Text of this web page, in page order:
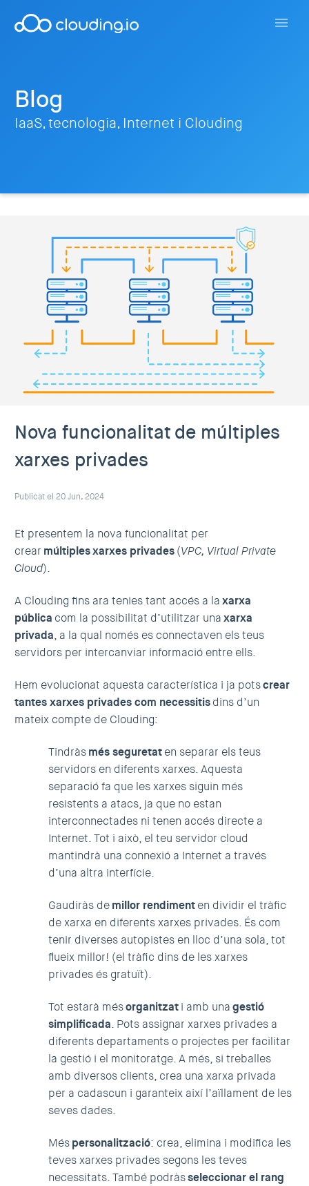
Blog
IaaS, tecnologia, Internet i Clouding
Nova funcionalitat de múltiples
xarxes privades
Publicat el 20 Jun, 2024
Et presentem la nova funcionalitat per
crear múltiplesxarxes privades(VPC, Virtual Private
Cloud).
A Clouding fins ara tenies tant accés a laxarxa
pública com la possibilitat d’utilitzar unaxarxa
privada, a la qual només es connectaven els teus
servidors per intercanviar informació entre ells.
Hem evolucionat aquesta característica i ja potscrear
tantes xarxes privades com necessitisdins d’un
mateix compte de Clouding:
Tindràsmés seguretaten separar els teus
servidors en diferents xarxes. Aquesta
separació fa que les xarxes siguin més
resistents a atacs, ja que no estan
interconnectades ni tenen accés directe a
Internet. Tot i això, el teu servidor cloud
mantindrà una connexió a Internet a través
d’una altra interfície.
Gaudiràs demillor rendimenten dividir el tràfic
de xarxa en diferents xarxes privades. És com
tenir diverses autopistes en lloc d’una sola, tot
flueix millor! (el tràfic dins de les xarxes
privades és gratuït).
Tot estarà mésorganitzati amb unagestió
simplificada. Pots assignar xarxes privades a
diferents departaments o projectes per facilitar
la gestió i el monitoratge. A més, si treballes
amb diversos clients, crea una xarxa privada
per a cadascun i garanteix així l’aïllament de les
seves dades.
Méspersonalització: crea, elimina i modifica les
teves xarxes privades segons les teves
necessitats. També podràsseleccionar el rang